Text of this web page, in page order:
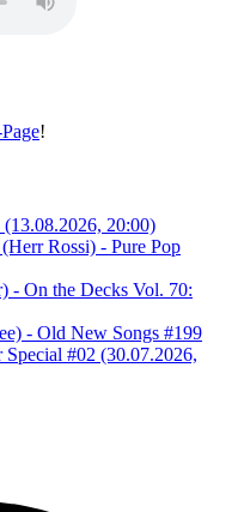
!
20:00)
Rossi) - Pure Pop
- On the Decks Vol. 70:
- Old New Songs #199
#02 (30.07.2026,